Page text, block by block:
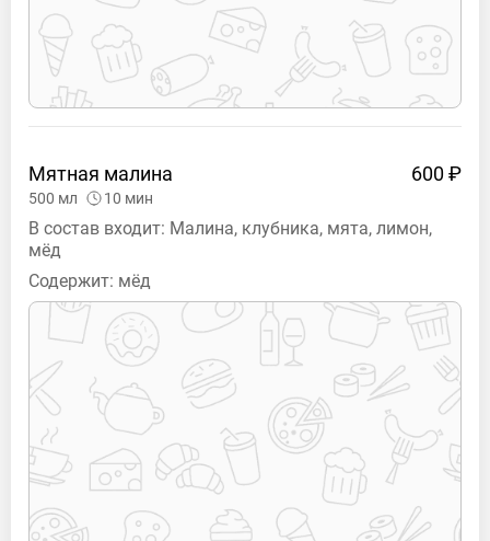
Мятная малина 600 ₽
500 мл 10 мин
В состав входит: Малина, клубника, мята, лимон,
мёд
Содержит: мёд